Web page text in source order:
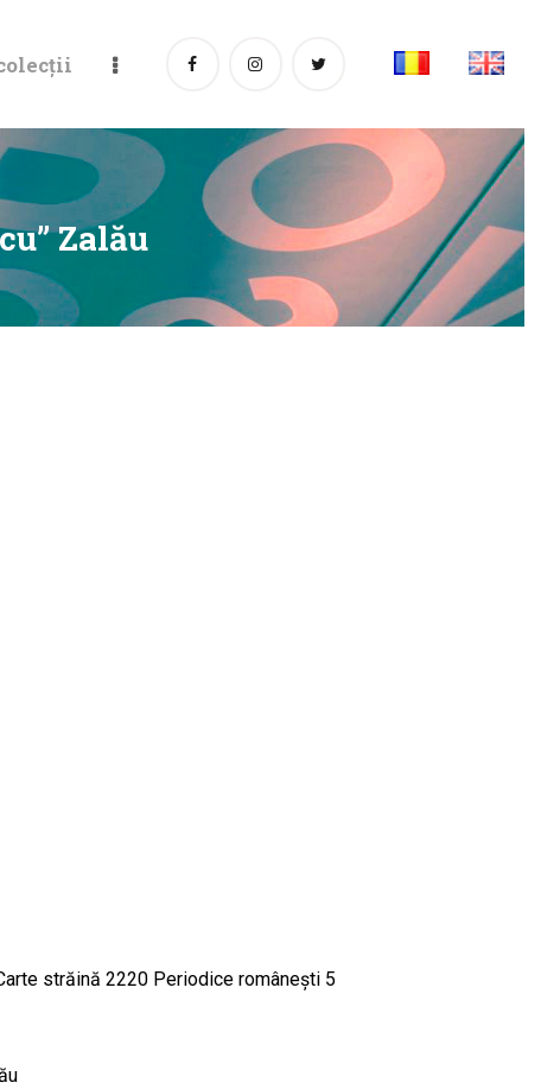
Zalău
străină 2220 Periodice româneşti 5